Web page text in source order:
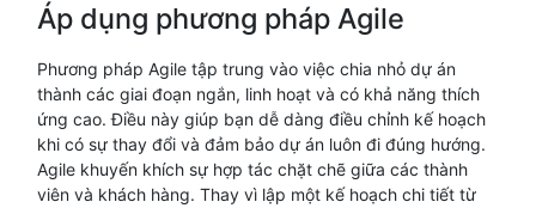
Áp dụng phương pháp Agile
Phương pháp Agile tập trung vào việc chia nhỏ dự án
thành các giai đoạn ngắn, linh hoạt và có khả năng thích
ứng cao. Điều này giúp bạn dễ dàng điều chỉnh kế hoạch
khi có sự thay đổi và đảm bảo dự án luôn đi đúng hướng.
Agile khuyến khích sự hợp tác chặt chẽ giữa các thành
viên và khách hàng. Thay vì lập một kế hoạch chi tiết từ